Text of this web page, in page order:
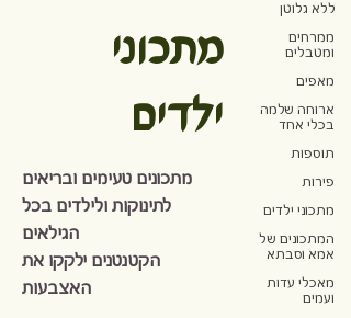
ללא גלוטן
ממרחים
ומטבלים
מאפים
ארוחה שלמה
בכלי אחד
תוספות
פירות
מתכוני ילדים
המתכונים של
אמא וסבתא
מאכלי עדות
ועמים
מתכוני
ילדים
מתכונים טעימים ובריאים
לתינוקות ולילדים בכל
הגילאים
הקטנטנים ילקקו את
האצבעות